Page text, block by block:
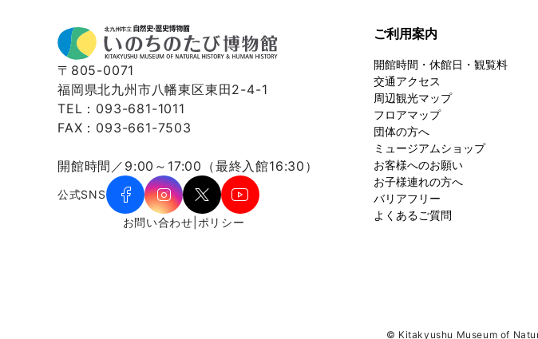
〒805-0071
福岡県北九州市八幡東区東田2-4-1
TEL：093-681-1011
FAX：093-661-7503
開館時間／9:00～17:00（最終入館16:30）
公式SNS
お問い合わせ ポリシー
ご利用案内
開館時間・休館日・観覧料
交通アクセス
周辺観光マップ
フロアマップ
団体の方へ
ミュージアムショップ
お客様へのお願い
お子様連れの方へ
バリアフリー
よくあるご質問
© Kitakyushu Museum of